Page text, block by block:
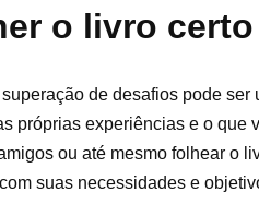
o livro
de desafios pode
próprias experiências e o
ou até mesmo folhear o
suas necessidades e